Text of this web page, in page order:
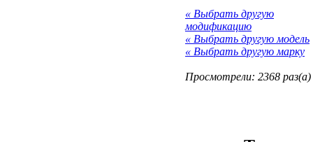
« Выбрать другую
модификацию
« Выбрать другую модель
« Выбрать другую марку
Просмотрели: 2368 раз(а)